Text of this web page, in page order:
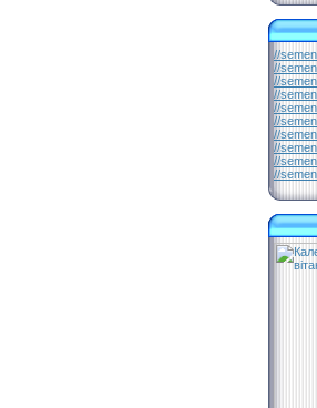
//
//
//
//
//
//
//
//
//
//